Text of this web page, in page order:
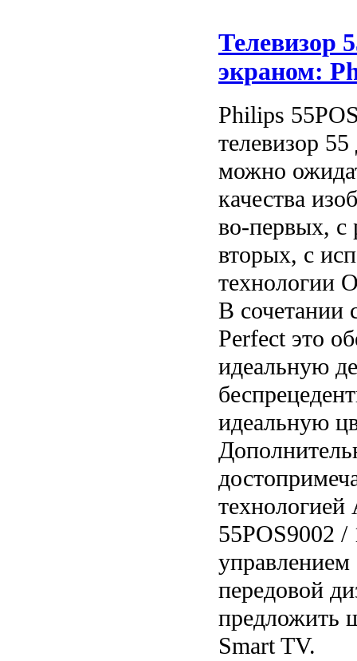
Телевизор
экраном:
Philips
телевизор
можно
качества
во-первых, с
вторых, с
технологии
В сочетании
Perfect это
идеальную
идеальную
55POS9002 /
передовой
предложить
Smart TV.